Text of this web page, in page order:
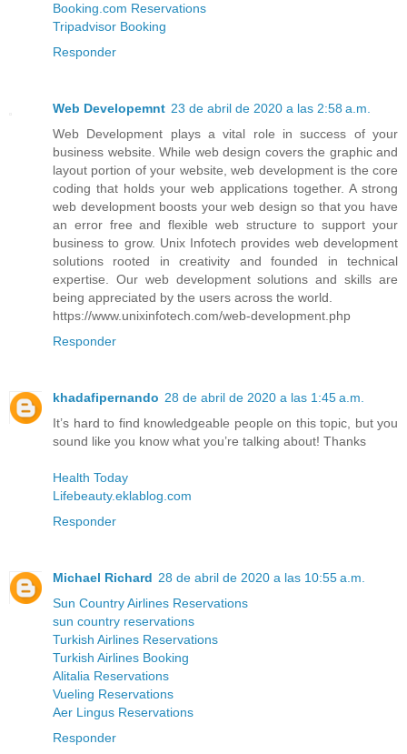
Booking.com Reservations
Tripadvisor Booking
Responder
Web Developemnt 23 de abril de 2020 a las 2:58 a.m.
Web Development plays a vital role in success of your
business website. While web design covers the graphic and
layout portion of your website, web development is the core
coding that holds your web applications together. A strong
web development boosts your web design so that you have
an error free and flexible web structure to support your
business to grow. Unix Infotech provides web development
solutions rooted in creativity and founded in technical
expertise. Our web development solutions and skills are
being appreciated by the users across the world.
https://www.unixinfotech.com/web-development.php
Responder
khadafipernando 28 de abril de 2020 a las 1:45 a.m.
It’s hard to find knowledgeable people on this topic, but you
sound like you know what you’re talking about! Thanks
Health Today
Lifebeauty.eklablog.com
Responder
Michael Richard 28 de abril de 2020 a las 10:55 a.m.
Sun Country Airlines Reservations
sun country reservations
Turkish Airlines Reservations
Turkish Airlines Booking
Alitalia Reservations
Vueling Reservations
Aer Lingus Reservations
Responder